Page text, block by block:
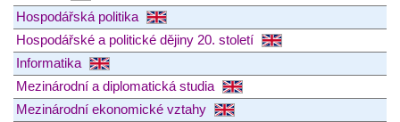
Hospodářská politika
Hospodářské a politické dějiny 20. století
Informatika
Mezinárodní a diplomatická studia
Mezinárodní ekonomické vztahy